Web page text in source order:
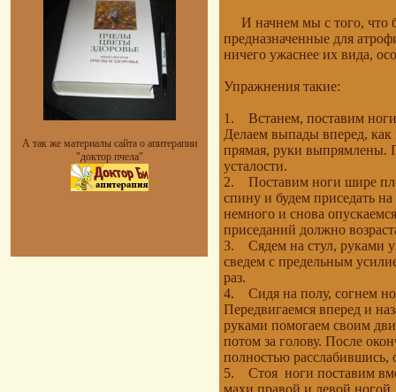
А так же материалы сайта о апитерапии
"доктор пчела"
И начнем мы с того, что
предназначенные для
ничего ужаснее их вида,
Упражнения такие:
1. Встанем, поставим
Делаем выпады вперед,
прямая, руки выпрямлены.
усталости.
2. Поставим ноги шире
спину и будем приседать
немного и снова
приседаний должно
3. Сядем на стул, руками
сведем с предельным
раз.
4. Сидя на полу, согнем
Передвигаемся вперед и
руками помогаем своим
потом за голову. После
полностью расслабившись,
5. Стоя ноги поставим